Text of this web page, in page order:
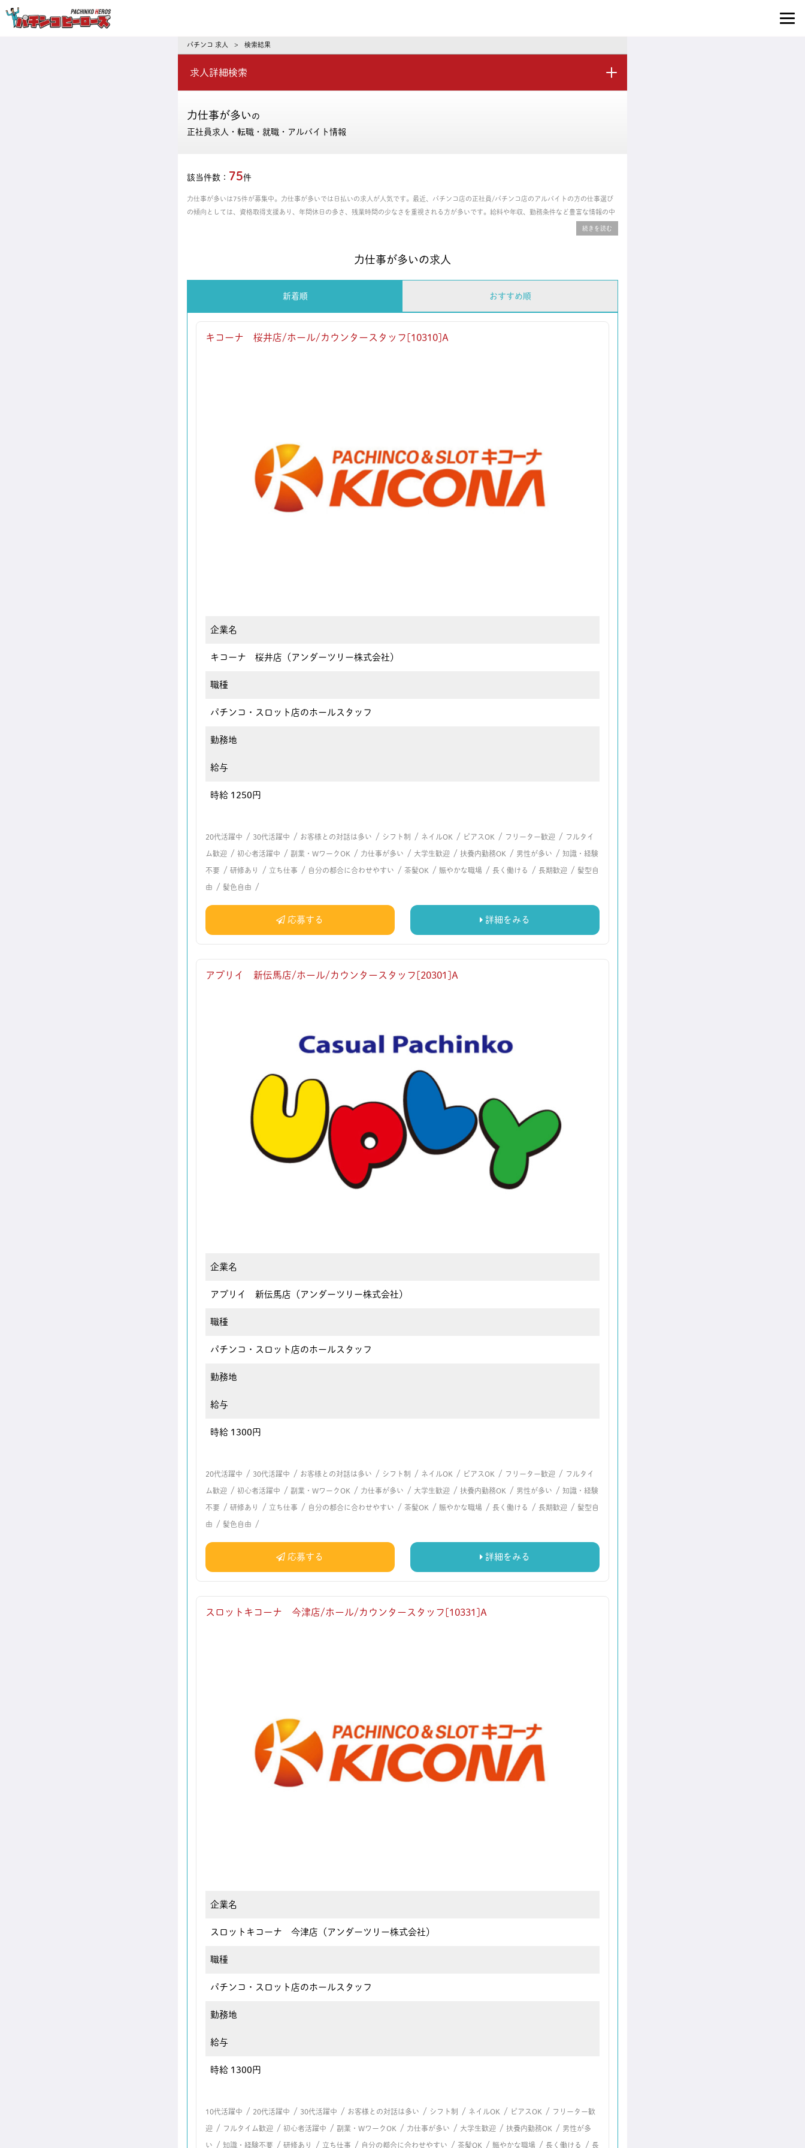
パチンコ 求人 > 検索結果
求人詳細検索
力仕事が多い の
正社員求人・転職・就職・アルバイト情報
該当件数： 75件
力仕事が多いは75件が募集中。力仕事が多いでは日払いの求人が人気です。最近、パチンコ店の正社員/パチンコ店のアルバイトの方の仕事選び
の傾向としては、資格取得支援あり、年間休日の多さ、残業時間の少なさを重視される方が多いです。給料や年収、勤務条件など豊富な情報の中
力仕事が多いの求人
新着順 おすすめ順
キコーナ 桜井店/ホール/カウンタースタッフ[10310]A
企業名
キコーナ 桜井店（アンダーツリー株式会社）
職種
パチンコ・スロット店のホールスタッフ
勤務地
給与
時給 1250円
20代活躍中 / 30代活躍中 / お客様との対話は多い / シフト制 / ネイルOK / ピアスOK / フリーター歓迎 / フルタイ
ム歓迎 / 初心者活躍中 / 副業・WワークOK / 力仕事が多い / 大学生歓迎 / 扶養内勤務OK / 男性が多い / 知識・経験
不要 / 研修あり / 立ち仕事 / 自分の都合に合わせやすい / 茶髪OK / 賑やかな職場 / 長く働ける / 長期歓迎 / 髪型自
由 / 髪色自由 /
応募する 詳細をみる
アプリイ 新伝馬店/ホール/カウンタースタッフ[20301]A
企業名
アプリイ 新伝馬店（アンダーツリー株式会社）
職種
パチンコ・スロット店のホールスタッフ
勤務地
給与
時給 1300円
20代活躍中 / 30代活躍中 / お客様との対話は多い / シフト制 / ネイルOK / ピアスOK / フリーター歓迎 / フルタイ
ム歓迎 / 初心者活躍中 / 副業・WワークOK / 力仕事が多い / 大学生歓迎 / 扶養内勤務OK / 男性が多い / 知識・経験
不要 / 研修あり / 立ち仕事 / 自分の都合に合わせやすい / 茶髪OK / 賑やかな職場 / 長く働ける / 長期歓迎 / 髪型自
由 / 髪色自由 /
応募する 詳細をみる
スロットキコーナ 今津店/ホール/カウンタースタッフ[10331]A
企業名
スロットキコーナ 今津店（アンダーツリー株式会社）
職種
パチンコ・スロット店のホールスタッフ
勤務地
給与
時給 1300円
10代活躍中 / 20代活躍中 / 30代活躍中 / お客様との対話は多い / シフト制 / ネイルOK / ピアスOK / フリーター歓
迎 / フルタイム歓迎 / 初心者活躍中 / 副業・WワークOK / 力仕事が多い / 大学生歓迎 / 扶養内勤務OK / 男性が多
い / 知識・経験不要 / 研修あり / 立ち仕事 / 自分の都合に合わせやすい / 茶髪OK / 賑やかな職場 / 長く働ける / 長